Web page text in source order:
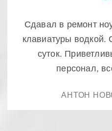
Очень
быстро , ещё